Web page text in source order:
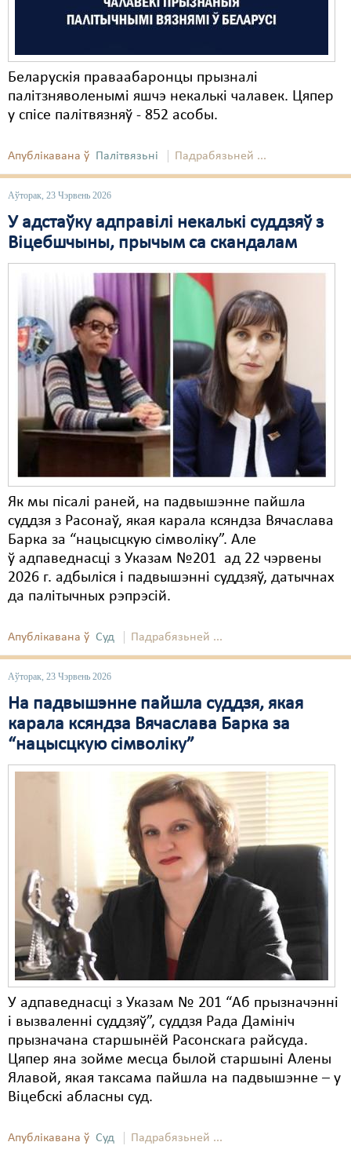
Беларускія праваабаронцы прызналі
палітзняволенымі яшчэ некалькі чалавек. Цяпер
у спісе палітвязняў - 852 асобы.
Апублікавана ў Палітвязьні Падрабязьней ...
Аўторак, 23 Чэрвень 2026
У адстаўку адправілі некалькі суддзяў з
Віцебшчыны, прычым са скандалам
Як мы пісалі раней, на падвышэнне пайшла
суддзя з Расонаў, якая карала ксяндза Вячаслава
Барка за “нацысцкую сімволіку”. Але
ў адпаведнасці з Указам №201 ад 22 чэрвены
2026 г. адбыліся і падвышэнні суддзяў, датычнах
да палітычных рэпрэсій.
Апублікавана ў Суд Падрабязьней ...
Аўторак, 23 Чэрвень 2026
На падвышэнне пайшла суддзя, якая
карала ксяндза Вячаслава Барка за
“нацысцкую сімволіку”
У адпаведнасці з Указам № 201 “Аб прызначэнні
і вызваленні суддзяў”, суддзя Рада Дамініч
прызначана старшынёй Расонскага райсуда.
Цяпер яна зойме месца былой старшыні Алены
Ялавой, якая таксама пайшла на падвышэнне – у
Віцебскі абласны суд.
Апублікавана ў Суд Падрабязьней ...